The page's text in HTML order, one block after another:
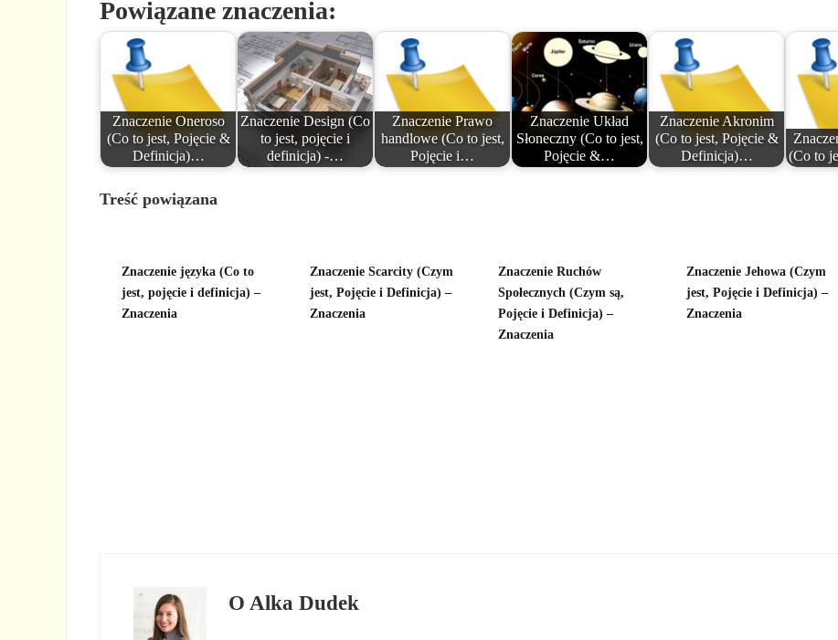
Powiązane znaczenia:
Znaczenie Oneroso
(Co to jest, Pojęcie &
Definicja)…
Znaczenie Design (Co
to jest, pojęcie i
definicja) -…
Znaczenie Prawo
handlowe (Co to jest,
Pojęcie i…
Znaczenie Układ
Słoneczny (Co to jest,
Pojęcie &…
Znaczenie Akronim
(Co to jest, Pojęcie &
Definicja)…
(Co to
Treść powiązana
Znaczenie języka (Co to
jest, pojęcie i definicja) –
Znaczenia
Znaczenie Scarcity (Czym
jest, Pojęcie i Definicja) –
Znaczenia
Znaczenie Ruchów
Społecznych (Czym są,
Pojęcie i Definicja) –
Znaczenia
Znaczenie Jehowa (Czym
jest, Pojęcie i Definicja) –
Znaczenia
O Alka Dudek